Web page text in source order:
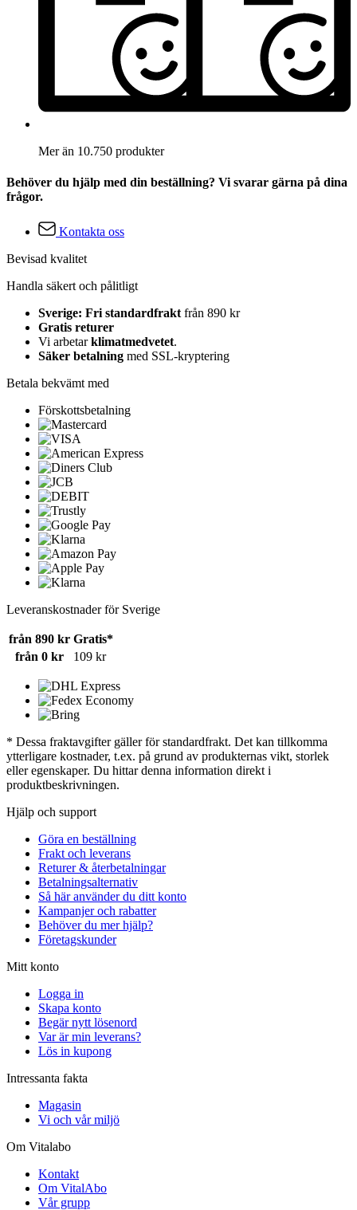
Mer än 10.750 produkter
Behöver du hjälp med din beställning? Vi svarar gärna på dina
frågor.
Kontakta oss
Bevisad kvalitet
Handla säkert och pålitligt
Sverige: Fri standardfrakt från 890 kr
Gratis returer
Vi arbetarklimatmedvetet.
Säker betalning med SSL-kryptering
Betala bekvämt med
Förskottsbetalning
Leveranskostnader för Sverige
från 890 kr Gratis*
från 0 kr
109 kr
* Dessa fraktavgifter gäller för standardfrakt. Det kan tillkomma
ytterligare kostnader, t.ex. på grund av produkternas vikt, storlek
eller egenskaper. Du hittar denna information direkt i
produktbeskrivningen.
Hjälp och support
Göra en beställning
Frakt och leverans
Returer & återbetalningar
Betalningsalternativ
Så här använder du ditt konto
Kampanjer och rabatter
Behöver du mer hjälp?
Företagskunder
Mitt konto
Logga in
Skapa konto
Begär nytt lösenord
Var är min leverans?
Lös in kupong
Intressanta fakta
Magasin
Vi och vår miljö
Om Vitalabo
Kontakt
Om VitalAbo
Vår grupp